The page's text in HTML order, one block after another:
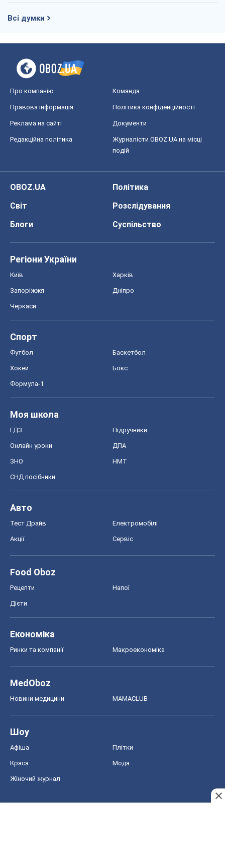
Всі думки
Про компанію Команда
Правова інформація Політика конфіденційності
Реклама на сайті Документи
Редакційна політика
Журналісти OBOZ.UA на місці
подій
OBOZ.UA
Політика
Світ
Розслідування
Блоги
Суспільство
Регіони України
Київ Харків
Запоріжжя Дніпро
Черкаси
Спорт
Футбол Баскетбол
Хокей Бокс
Формула-1
Моя школа
ГДЗ Підручники
Онлайн уроки ДПА
ЗНО НМТ
СНД посібники
Авто
Тест Драйв Електромобілі
Акції Сервіс
Food Oboz
Рецепти Напої
Дієти
Економіка
Ринки та компанії Макроекономіка
MedOboz
Новини медицини MAMACLUB
Шоу
Афіша Плітки
Краса Мода
Жіночий журнал